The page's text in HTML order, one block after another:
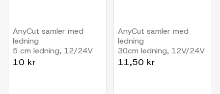
AnyCut samler med
ledning
5 cm ledning, 12/24V
DC
10 kr
AnyCut samler med
ledning
30cm ledning, 12V/24V
DC
11,50 kr